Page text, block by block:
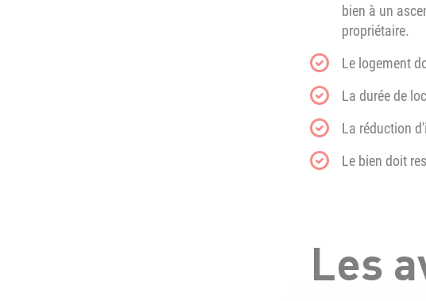
bien à un
propriétaire.
Le logement
La durée de
La réduction
Le bien doit
Les